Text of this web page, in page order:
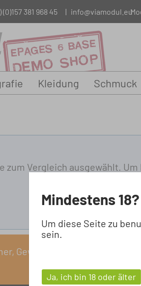
Mindestens 18?
Um diese Seite zu
sein.
Ja, ich bin 18 oder älter
(0)157 381 968 45 | info@viamodul.eu
Kleidung Schmuck
zum Vergleich ausgewählt.
Gewerbetreibende,